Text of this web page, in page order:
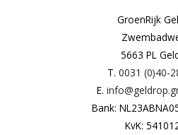
GroenRijk
5663 PL
T. 0031 (0)40-
E.
Bank:
KvK: